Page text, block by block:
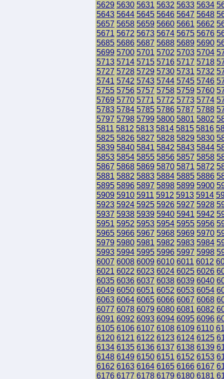
5629 5630 5631 5632 5633 5634
5643 5644 5645 5646 5647 5648
5657 5658 5659 5660 5661 5662
5671 5672 5673 5674 5675 5676
5685 5686 5687 5688 5689 5690
5699 5700 5701 5702 5703 5704
5713 5714 5715 5716 5717 5718
5727 5728 5729 5730 5731 5732
5741 5742 5743 5744 5745 5746
5755 5756 5757 5758 5759 5760
5769 5770 5771 5772 5773 5774
5783 5784 5785 5786 5787 5788
5797 5798 5799 5800 5801 5802
5811 5812 5813 5814 5815 5816
5825 5826 5827 5828 5829 5830
5839 5840 5841 5842 5843 5844
5853 5854 5855 5856 5857 5858
5867 5868 5869 5870 5871 5872
5881 5882 5883 5884 5885 5886
5895 5896 5897 5898 5899 5900
5909 5910 5911 5912 5913 5914
5923 5924 5925 5926 5927 5928
5937 5938 5939 5940 5941 5942
5951 5952 5953 5954 5955 5956
5965 5966 5967 5968 5969 5970
5979 5980 5981 5982 5983 5984
5993 5994 5995 5996 5997 5998
6007 6008 6009 6010 6011 6012
6021 6022 6023 6024 6025 6026
6035 6036 6037 6038 6039 6040
6049 6050 6051 6052 6053 6054
6063 6064 6065 6066 6067 6068
6077 6078 6079 6080 6081 6082
6091 6092 6093 6094 6095 6096
6105 6106 6107 6108 6109 6110
6120 6121 6122 6123 6124 6125
6134 6135 6136 6137 6138 6139
6148 6149 6150 6151 6152 6153
6162 6163 6164 6165 6166 6167
6176 6177 6178 6179 6180 6181